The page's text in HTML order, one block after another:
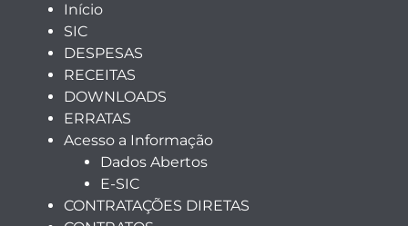
Início
SIC
DESPESAS
RECEITAS
DOWNLOADS
ERRATAS
Acesso a Informação
Dados Abertos
E-SIC
CONTRATAÇÕES DIRETAS